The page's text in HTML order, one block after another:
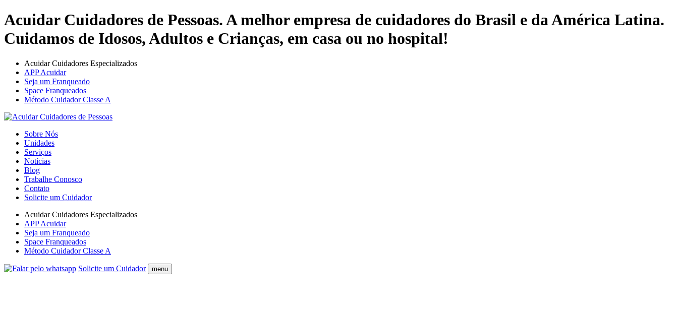
Acuidar Cuidadores de Pessoas. A melhor empresa de cuidadores do Brasil e da América Latina.
Cuidamos de Idosos, Adultos e Crianças, em casa ou no hospital!
Acuidar Cuidadores Especializados
APP Acuidar
Seja um Franqueado
Space Franqueados
Método Cuidador Classe A
Sobre Nós
Unidades
Serviços
Notícias
Blog
Trabalhe Conosco
Contato
Solicite um Cuidador
Acuidar Cuidadores Especializados
APP Acuidar
Seja um Franqueado
Space Franqueados
Método Cuidador Classe A
Solicite um Cuidador menu